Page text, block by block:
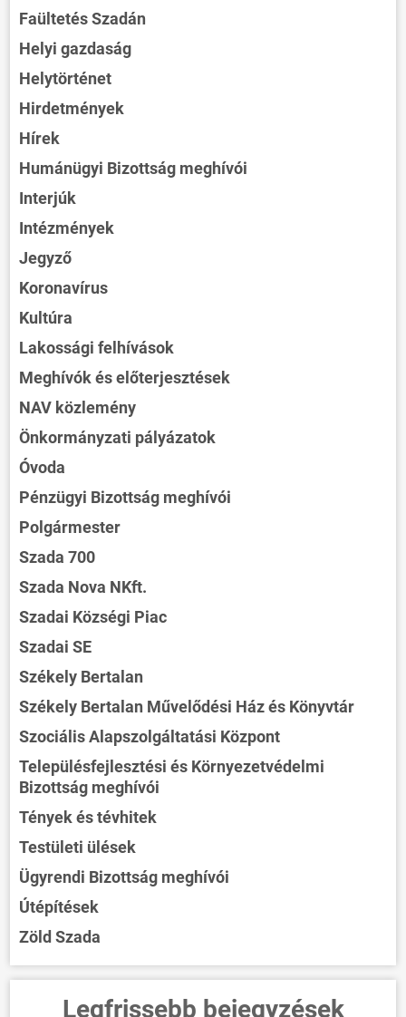
Faültetés Szadán
Helyi gazdaság
Helytörténet
Hirdetmények
Hírek
Humánügyi Bizottság meghívói
Interjúk
Intézmények
Jegyző
Koronavírus
Kultúra
Lakossági felhívások
Meghívók és előterjesztések
NAV közlemény
Önkormányzati pályázatok
Óvoda
Pénzügyi Bizottság meghívói
Polgármester
Szada 700
Szada Nova NKft.
Szadai Községi Piac
Szadai SE
Székely Bertalan
Székely Bertalan Művelődési Ház és Könyvtár
Szociális Alapszolgáltatási Központ
Településfejlesztési és Környezetvédelmi
Bizottság meghívói
Tények és tévhitek
Testületi ülések
Ügyrendi Bizottság meghívói
Útépítések
Zöld Szada
Legfrissebb bejegyzések